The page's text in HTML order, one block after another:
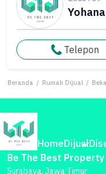
Telepon
Beranda / Rumah Dijual /
HomeDijual
Be The Best Property
Surabaya, Jawa Timur